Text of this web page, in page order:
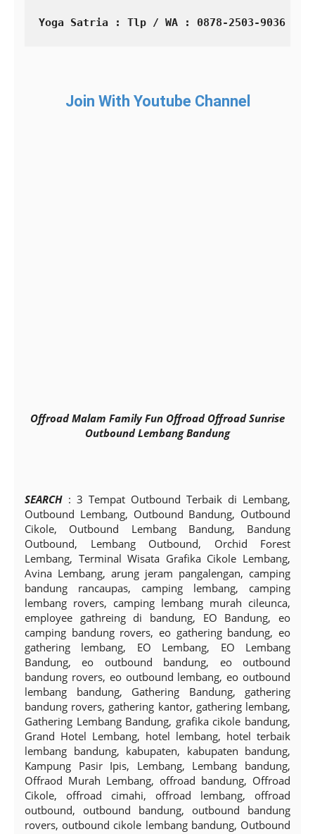
Yoga Satria : Tlp / WA : 0878-2503-9036
Join With Youtube Channel
Offroad Malam Family Fun Offroad Offroad Sunrise
Outbound Lembang Bandung
SEARCH : 3 Tempat Outbound Terbaik di Lembang,
Outbound Lembang, Outbound Bandung, Outbound
Cikole, Outbound Lembang Bandung, Bandung
Outbound, Lembang Outbound, Orchid Forest
Lembang, Terminal Wisata Grafika Cikole Lembang,
Avina Lembang, arung jeram pangalengan, camping
bandung rancaupas, camping lembang, camping
lembang rovers, camping lembang murah cileunca,
employee gathreing di bandung, EO Bandung, eo
camping bandung rovers, eo gathering bandung, eo
gathering lembang, EO Lembang, EO Lembang
Bandung, eo outbound bandung, eo outbound
bandung rovers, eo outbound lembang, eo outbound
lembang bandung, Gathering Bandung, gathering
bandung rovers, gathering kantor, gathering lembang,
Gathering Lembang Bandung, grafika cikole bandung,
Grand Hotel Lembang, hotel lembang, hotel terbaik
lembang bandung, kabupaten, kabupaten bandung,
Kampung Pasir Ipis, Lembang, Lembang bandung,
Offraod Murah Lembang, offroad bandung, Offroad
Cikole, offroad cimahi, offroad lembang, offroad
outbound, outbound bandung, outbound bandung
rovers, outbound cikole lembang bandung, Outbound